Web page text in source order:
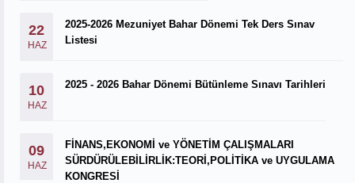
22
HAZ
2025-2026 Mezuniyet Bahar Dönemi Tek Ders Sınav
Listesi
10
HAZ
2025 - 2026 Bahar Dönemi Bütünleme Sınavı Tarihleri
09
HAZ
FİNANS,EKONOMİ ve YÖNETİM ÇALIŞMALARI
SÜRDÜRÜLEBİLİRLİK:TEORİ,POLİTİKA ve UYGULAMA
KONGRESİ